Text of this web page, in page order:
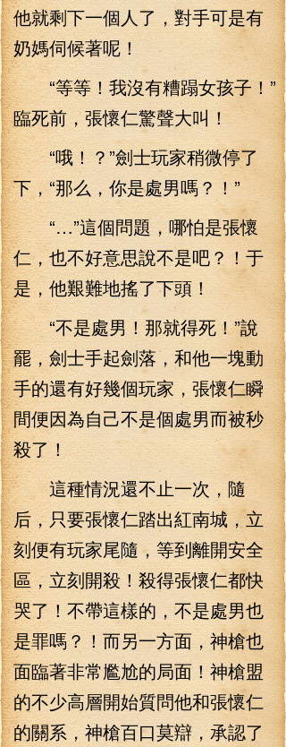
他就剩下一個人了，對手可是有
奶媽伺候著呢！
“等等！我沒有糟蹋女孩子！”
臨死前，張懷仁驚聲大叫！
“哦！？”劍士玩家稍微停了
下，“那么，你是處男嗎？！”
“…”這個問題，哪怕是張懷
仁，也不好意思說不是吧？！于
是，他艱難地搖了下頭！
“不是處男！那就得死！”說
罷，劍士手起劍落，和他一塊動
手的還有好幾個玩家，張懷仁瞬
間便因為自己不是個處男而被秒
殺了！
這種情況還不止一次，隨
后，只要張懷仁踏出紅南城，立
刻便有玩家尾隨，等到離開安全
區，立刻開殺！殺得張懷仁都快
哭了！不帶這樣的，不是處男也
是罪嗎？！而另一方面，神槍也
面臨著非常尷尬的局面！神槍盟
的不少高層開始質問他和張懷仁
的關系，神槍百口莫辯，承認了